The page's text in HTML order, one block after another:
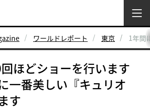
ワールドレポート 東京 1年間
ほどショーを行います
一番美しい『キュリオ
す